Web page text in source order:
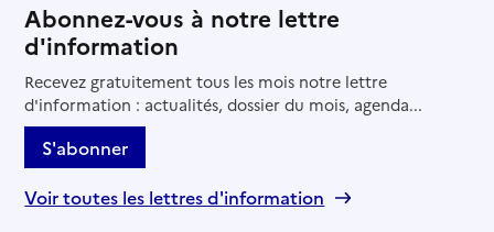
Abonnez-vous à notre lettre
d'information
Recevez gratuitement tous les mois notre lettre
d'information : actualités, dossier du mois, agenda...
S'abonner
Voir toutes les lettres d'information